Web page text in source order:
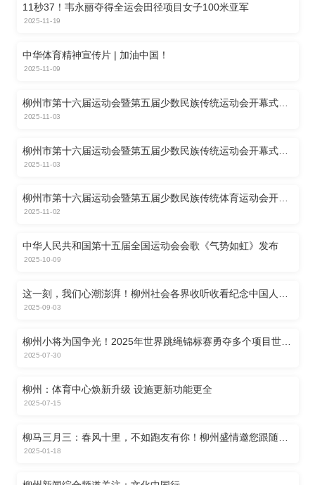
11秒37！韦永丽夺得全运会田径项目女子100米亚军
2025-11-19
中华体育精神宣传片 | 加油中国！
2025-11-09
柳州市第十六届运动会暨第五届少数民族传统运动会开幕式
《柳州体育史宣传片》
2025-11-03
柳州市第十六届运动会暨第五届少数民族传统运动会开幕式
《冠军风采》节目
2025-11-03
柳州市第十六届运动会暨第五届少数民族传统体育运动会开幕
张壮宣布开幕 刘胜友致开幕辞
2025-11-02
中华人民共和国第十五届全国运动会会歌《气势如虹》发布
2025-10-09
这一刻，我们心潮澎湃！柳州社会各界收听收看纪念中国人民
抗日战争暨世界反法西斯战争胜利80周年大会
2025-09-03
柳州小将为国争光！2025年世界跳绳锦标赛勇夺多个项目世界
冠军！
2025-07-30
柳州：体育中心焕新升级 设施更新功能更全
2025-07-15
柳马三月三：春风十里，不如跑友有你！柳州盛情邀您跟随柳
马在歌海和花海中感受一场别样的人生PB！
2025-01-18